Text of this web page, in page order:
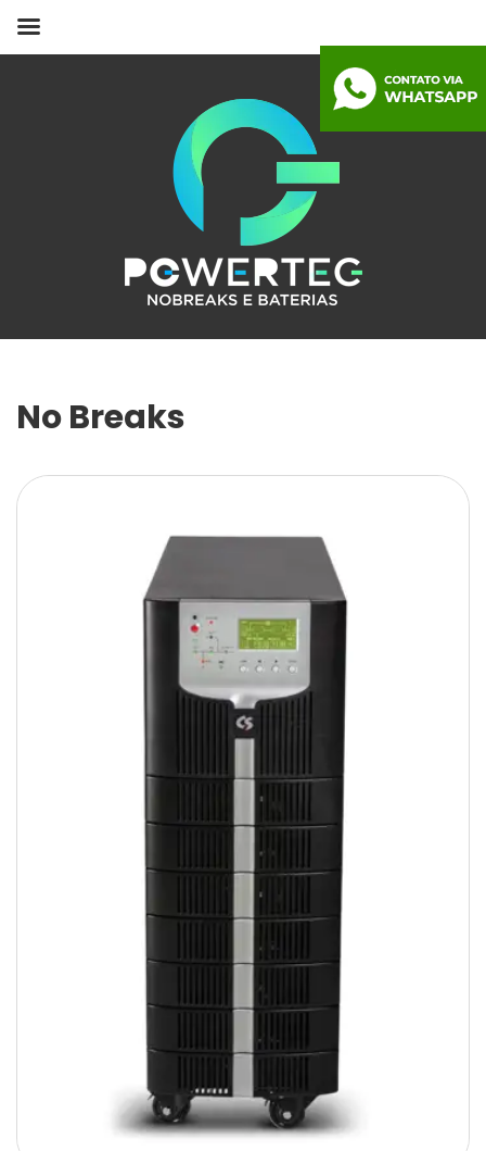
No Breaks